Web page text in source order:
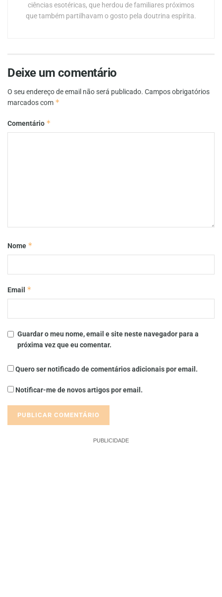
ciências esotéricas, que herdou de familiares próximos
que também partilhavam o gosto pela doutrina espírita.
Deixe um comentário
O seu endereço de email não será publicado. Campos obrigatórios
marcados com *
Comentário *
Nome *
Email *
Guardar o meu nome, email e site neste navegador para a
próxima vez que eu comentar.
Quero ser notificado de comentários adicionais por email.
Notificar-me de novos artigos por email.
PUBLICIDADE